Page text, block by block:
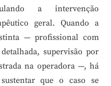
a intervenção
geral. Quando a
— profissional com
supervisão por
na operadora —, há
que o caso se